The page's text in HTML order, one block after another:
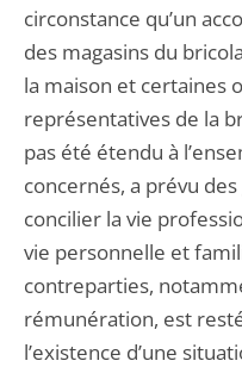
circonstance qu’un
des magasins du
la maison et certaines
représentatives de la
pas été étendu à
concernés, a prévu
concilier la vie
vie personnelle et
contreparties,
rémunération, est
l’existence d’une